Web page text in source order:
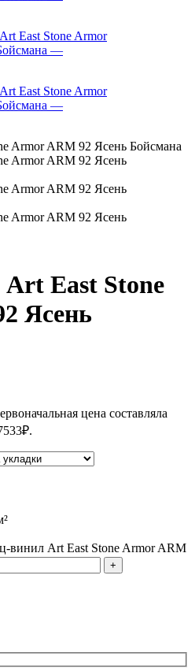
East Stone
Ясень
цена составляла
винил Art East Stone Armor ARM